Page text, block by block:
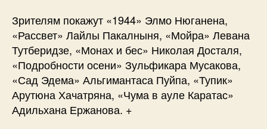
Зрителям покажут «1944» Элмо Нюганена,
«Рассвет» Лайлы Пакалныня, «Мойра» Левана
Тутберидзе, «Монах и бес» Николая Досталя,
«Подробности осени» Зульфикара Мусакова,
«Сад Эдема» Альгимантаса Пуйпа, «Тупик»
Арутюна Хачатряна, «Чума в ауле Каратас»
Адильхана Ержанова. +